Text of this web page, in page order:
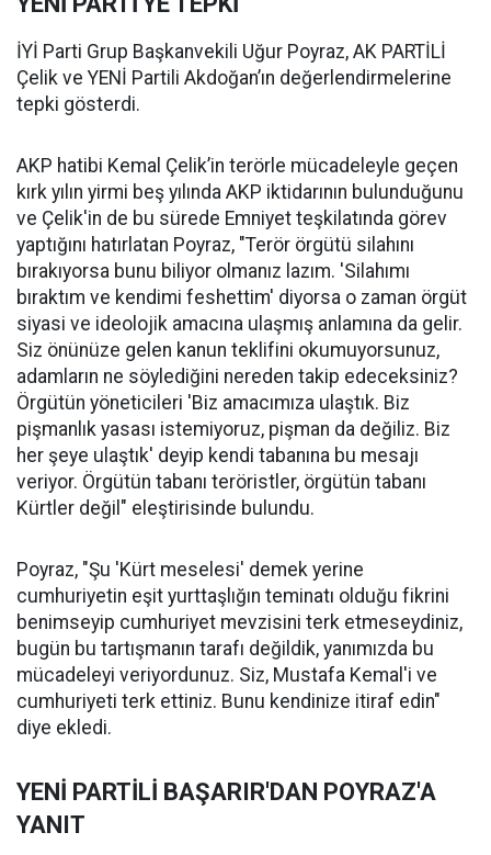
İYİ Parti Grup Başkanvekili Uğur Poyraz, AK PARTİLİ
Çelik ve YENİ Partili Akdoğan’ın değerlendirmelerine
tepki gösterdi.
AKP hatibi Kemal Çelik’in terörle mücadeleyle geçen
kırk yılın yirmi beş yılında AKP iktidarının bulunduğunu
ve Çelik'in de bu sürede Emniyet teşkilatında görev
yaptığını hatırlatan Poyraz, "Terör örgütü silahını
bırakıyorsa bunu biliyor olmanız lazım. 'Silahımı
bıraktım ve kendimi feshettim' diyorsa o zaman örgüt
siyasi ve ideolojik amacına ulaşmış anlamına da gelir.
Siz önünüze gelen kanun teklifini okumuyorsunuz,
adamların ne söylediğini nereden takip edeceksiniz?
Örgütün yöneticileri 'Biz amacımıza ulaştık. Biz
pişmanlık yasası istemiyoruz, pişman da değiliz. Biz
her şeye ulaştık' deyip kendi tabanına bu mesajı
veriyor. Örgütün tabanı teröristler, örgütün tabanı
Kürtler değil" eleştirisinde bulundu.
Poyraz, "Şu 'Kürt meselesi' demek yerine
cumhuriyetin eşit yurttaşlığın teminatı olduğu fikrini
benimseyip cumhuriyet mevzisini terk etmeseydiniz,
bugün bu tartışmanın tarafı değildik, yanımızda bu
mücadeleyi veriyordunuz. Siz, Mustafa Kemal'i ve
cumhuriyeti terk ettiniz. Bunu kendinize itiraf edin"
diye ekledi.
YENİ PARTİLİ BAŞARIR'DAN POYRAZ'A
YANIT